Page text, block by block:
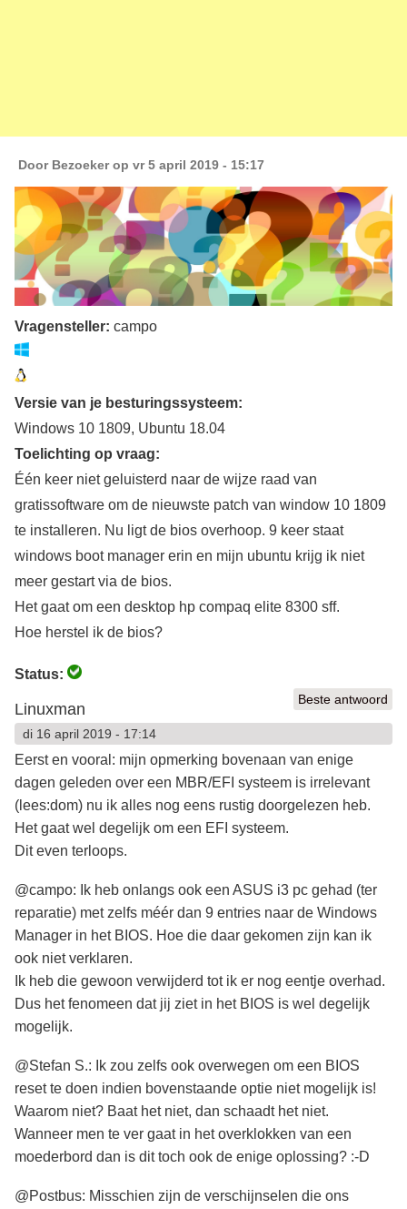
Door Bezoekerop vr 5 april 2019 - 15:17
Vragensteller: campo
Versie van je besturingssysteem:
Windows 10 1809, Ubuntu 18.04
Toelichting op vraag:
Één keer niet geluisterd naar de wijze raad van
gratissoftware om de nieuwste patch van window 10 1809
te installeren. Nu ligt de bios overhoop. 9 keer staat
windows boot manager erin en mijn ubuntu krijg ik niet
meer gestart via de bios.
Het gaat om een desktop hp compaq elite 8300 sff.
Hoe herstel ik de bios?
Status:
Beste antwoord
Linuxman
di 16 april 2019 - 17:14
Eerst en vooral: mijn opmerking bovenaan van enige
dagen geleden over een MBR/EFI systeem is irrelevant
(lees:dom) nu ik alles nog eens rustig doorgelezen heb.
Het gaat wel degelijk om een EFI systeem.
Dit even terloops.
@campo: Ik heb onlangs ook een ASUS i3 pc gehad (ter
reparatie) met zelfs méér dan 9 entries naar de Windows
Manager in het BIOS. Hoe die daar gekomen zijn kan ik
ook niet verklaren.
Ik heb die gewoon verwijderd tot ik er nog eentje overhad.
Dus het fenomeen dat jij ziet in het BIOS is wel degelijk
mogelijk.
@Stefan S.: Ik zou zelfs ook overwegen om een BIOS
reset te doen indien bovenstaande optie niet mogelijk is!
Waarom niet? Baat het niet, dan schaadt het niet.
Wanneer men te ver gaat in het overklokken van een
moederbord dan is dit toch ook de enige oplossing? :-D
@Postbus: Misschien zijn de verschijnselen die ons